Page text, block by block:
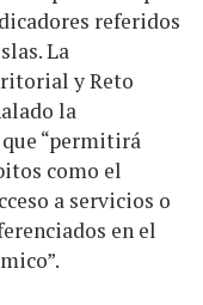
referidos
La
y Reto
la
“permitirá
como el
a servicios o
en el